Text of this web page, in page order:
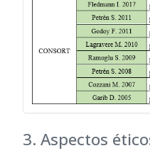
3. Aspectos